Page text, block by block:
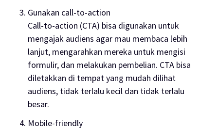
Gunakan call-to-action
Call-to-action (CTA) bisa digunakan untuk
mengajak audiens agar mau membaca lebih
lanjut, mengarahkan mereka untuk mengisi
formulir, dan melakukan pembelian. CTA bisa
diletakkan di tempat yang mudah dilihat
audiens, tidak terlalu kecil dan tidak terlalu
besar.
Mobile-friendly